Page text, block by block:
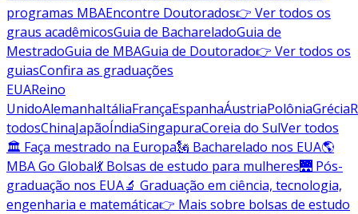
programas MBAEncontre Doutorados👉 Ver todos os
graus acadêmicosGuia de BachareladoGuia de
MestradoGuia de MBAGuia de Doutorado👉 Ver todos os
guiasConfira as graduações
EUAReino
UnidoAlemanhaItáliaFrançaEspanhaÁustriaPolôniaGrécia
todosChinaJapãoÍndiaSingapuraCoreia do SulVer todos
🏛 Faça mestrado na Europa🗽 Bacharelado nos EUA🌎
MBA Go Global💃 Bolsas de estudo para mulheres🌉 Pós-
graduação nos EUA🔬 Graduação em ciência, tecnologia,
engenharia e matemática👉 Mais sobre bolsas de estudo